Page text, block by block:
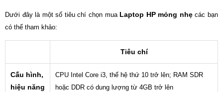
Dưới đây là một số tiêu chí chọn muaLaptop HP mỏng nhẹcác bạn
có thể tham khảo:
Tiêu chí
Cấu hình,
hiệu năng
CPU Intel Core i3, thế hệ thứ 10 trở lên; RAM SDR
hoặc DDR có dung lượng từ 4GB trở lên